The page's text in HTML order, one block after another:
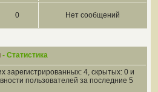
0 Нет сообщений
- Статистика
зарегистрированных: 4, скрытых: 0 и
пользователей за последние 5